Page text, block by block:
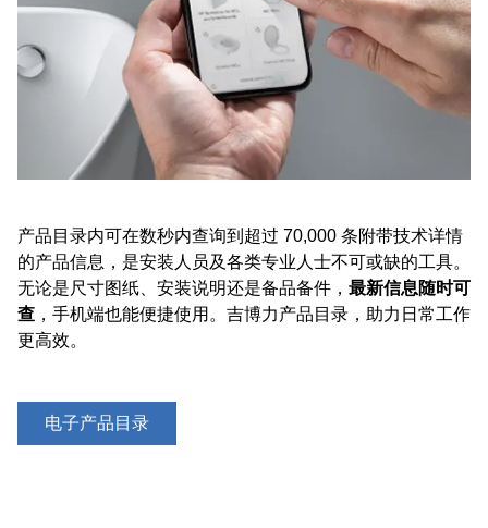
产品目录内可在数秒内查询到超过 70,000 条附带技术详情
的产品信息，是安装人员及各类专业人士不可或缺的工具。
无论是尺寸图纸、安装说明还是备品备件， 最新信息随时可
查 ，手机端也能便捷使用。吉博力产品目录，助力日常工作
更高效。
电子产品目录